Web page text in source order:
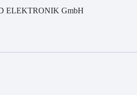
ELEKTRONIK GmbH